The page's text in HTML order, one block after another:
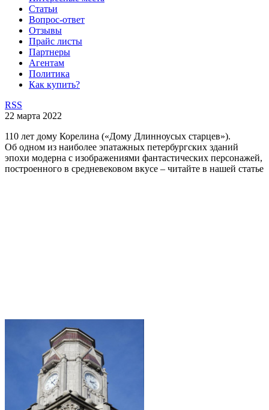
Статьи
Вопрос-ответ
Отзывы
Прайс листы
Партнеры
Агентам
Политика
Как купить?
RSS
22 марта 2022
110 лет дому Корелина («Дому Длинноусых старцев»).
Об одном из наиболее эпатажных петербургских зданий
эпохи модерна с изображениями фантастических персонажей,
построенного в средневековом вкусе – читайте в нашей статье